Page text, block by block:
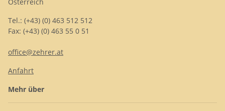
Tel.: (+43) (0) 463 512 512
Fax: (+43) (0) 463 55 0 51
office@zehrer.at
Anfahrt
Mehr über